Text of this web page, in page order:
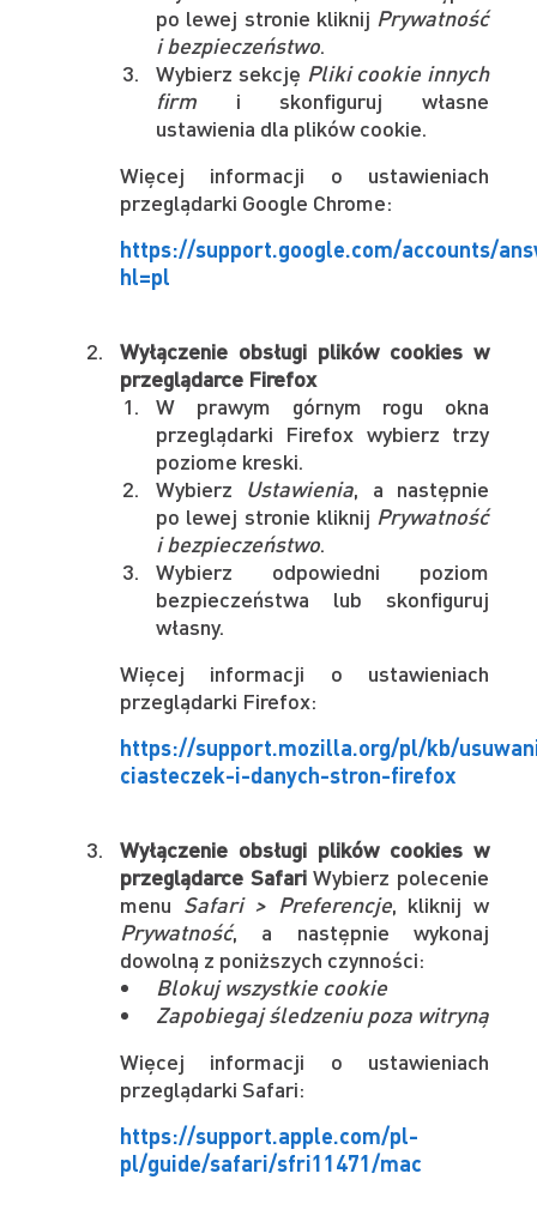
po lewej stronie kliknij Prywatność
i bezpieczeństwo.
Wybierz sekcję Pliki cookie innych
firm i skonfiguruj własne
ustawienia dla plików cookie.
Więcej informacji o ustawieniach
przeglądarki Google Chrome:
https://support.google.com/accounts/
hl=pl
Wyłączenie obsługi plików cookies w
przeglądarce Firefox
W prawym górnym rogu okna
przeglądarki Firefox wybierz trzy
poziome kreski.
Wybierz Ustawienia, a następnie
po lewej stronie kliknij Prywatność
i bezpieczeństwo.
Wybierz odpowiedni poziom
bezpieczeństwa lub skonfiguruj
własny.
Więcej informacji o ustawieniach
przeglądarki Firefox:
https://support.mozilla.org/pl/kb/
ciasteczek-i-danych-stron-firefox
Wyłączenie obsługi plików cookies w
przeglądarce SafariWybierz polecenie
menu Safari > Preferencje, kliknij w
Prywatność, a następnie wykonaj
dowolną z poniższych czynności:
Blokuj wszystkie cookie
Zapobiegaj śledzeniu poza witryną
Więcej informacji o ustawieniach
przeglądarki Safari:
https://support.apple.com/pl-
pl/guide/safari/sfri11471/mac